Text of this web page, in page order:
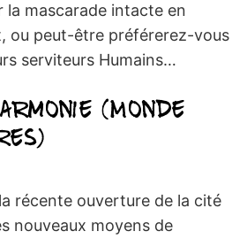
la mascarade intacte en
ou peut-être préférerez-vous
serviteurs Humains…
(Monde
récente ouverture de la cité
nouveaux moyens de